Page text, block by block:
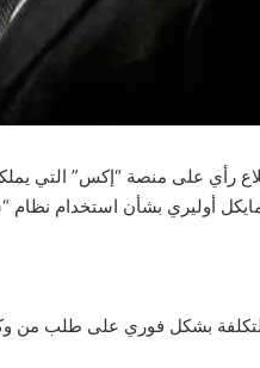
رأي على منصة “إكس” التي
أوليري بشأن استخدام نظام
بشكل فوري على طلب من